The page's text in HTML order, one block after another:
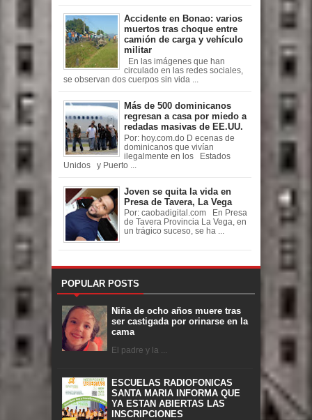
Accidente en Bonao: varios
muertos tras choque entre
camión de carga y vehículo
militar
En las imágenes que han
circulado en las redes sociales,
se observan dos cuerpos sin vida ...
Más de 500 dominicanos
regresan a casa por miedo a
redadas masivas de EE.UU.
Por: hoy.com.do D ecenas de
dominicanos que vivían
ilegalmente en los Estados
Unidos y Puerto ...
Joven se quita la vida en
Presa de Tavera, La Vega
Por: caobadigital.com En Presa
de Tavera Provincia La Vega, en
un trágico suceso, se ha ...
POPULAR POSTS
Niña de ocho años muere tras
ser castigada por orinarse en la
cama
El padre y la ...
ESCUELAS RADIOFONICAS
SANTA MARIA INFORMA QUE
YA ESTAN ABIERTAS LAS
INSCRIPCIONES